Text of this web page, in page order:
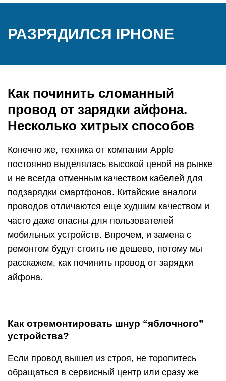
РАЗРЯДИЛСЯ IPHONE
Как починить сломанный
провод от зарядки айфона.
Несколько хитрых способов
Конечно же, техника от компании Apple
постоянно выделялась высокой ценой на рынке
и не всегда отменным качеством кабелей для
подзарядки смартфонов. Китайские аналоги
проводов отличаются еще худшим качеством и
часто даже опасны для пользователей
мобильных устройств. Впрочем, и замена с
ремонтом будут стоить не дешево, потому мы
расскажем, как починить провод от зарядки
айфона.
Как отремонтировать шнур “яблочного”
устройства?
Если провод вышел из строя, не торопитесь
обращаться в сервисный центр или сразу же